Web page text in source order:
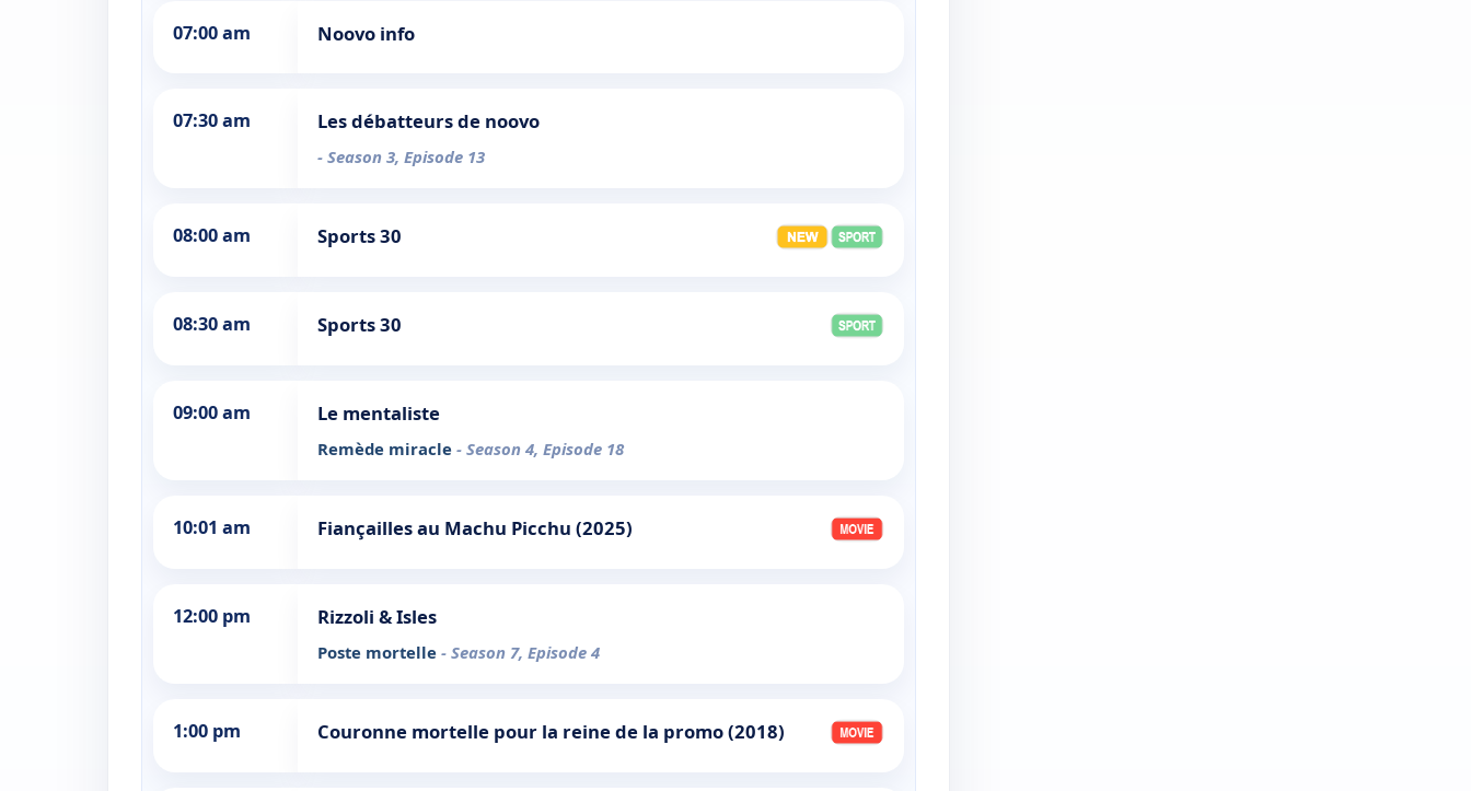
07:00 am Noovo info
07:30 am Les débatteurs de noovo
- Season 3, Episode 13
08:00 am Sports 30
08:30 am Sports 30
09:00 am Le mentaliste
Remède miracle - Season 4, Episode 18
10:01 am Fiançailles au Machu Picchu (2025)
12:00 pm Rizzoli & Isles
Poste mortelle - Season 7, Episode 4
1:00 pm Couronne mortelle pour la reine de la promo (2018)